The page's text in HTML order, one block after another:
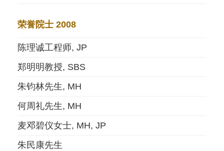
荣誉院士 2008
陈理诚工程师, JP
郑明明教授, SBS
朱钧林先生, MH
何周礼先生, MH
麦邓碧仪女士, MH, JP
朱民康先生